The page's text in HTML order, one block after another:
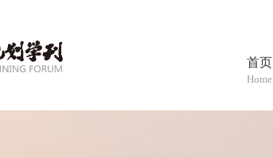
首页
Home